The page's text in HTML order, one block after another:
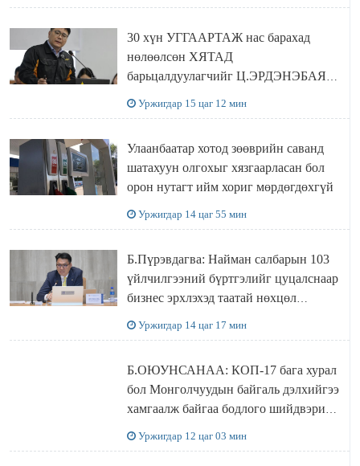
30 хүн УГГААРТАЖ нас барахад
нөлөөлсөн ХЯТАД
барьцалдуулагчийг Ц.ЭРДЭНЭБАЯР
Уржигдар 15 цаг 12 мин
Улаанбаатар хотод зөөврийн саванд
шатахуун олгохыг хязгаарласан бол
орон нутагт ийм хориг мөрдөгдөхгүй
Уржигдар 14 цаг 55 мин
Б.Пүрэвдагва: Найман салбарын 103
үйлчилгээний бүртгэлийг цуцалснаар
бизнес эрхлэхэд таатай нөхцөл
Уржигдар 14 цаг 17 мин
Б.ОЮУНСАНАА: КОП-17 бага хурал
бол Монголчуудын байгаль дэлхийгээ
хамгаалж байгаа бодлого шийдвэрийг
Уржигдар 12 цаг 03 мин